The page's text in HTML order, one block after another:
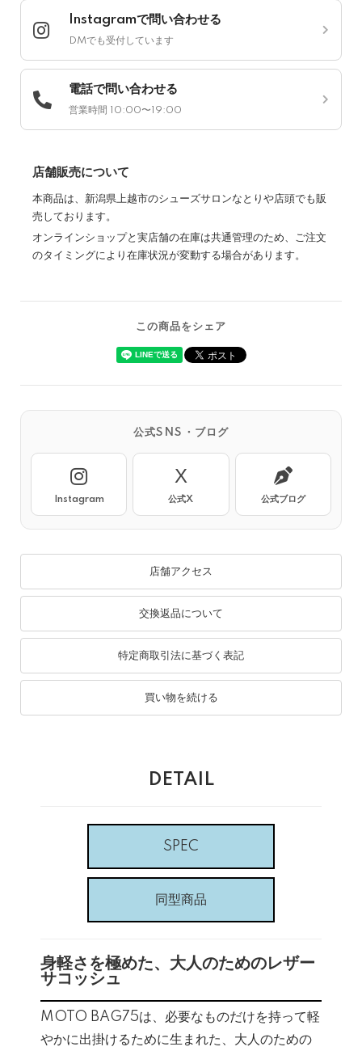
Instagramで問い合わせる
DMでも受付しています
電話で問い合わせる
営業時間 10:00〜19:00
店舗販売について
本商品は、新潟県上越市のシューズサロンなとりや店頭でも販
売しております。
オンラインショップと実店舗の在庫は共通管理のため、ご注文
のタイミングにより在庫状況が変動する場合があります。
この商品をシェア
公式SNS・ブログ
Instagram
X
公式X 公式ブログ
店舗アクセス
交換返品について
特定商取引法に基づく表記
買い物を続ける
DETAIL
SPEC
同型商品
身軽さを極めた、大人のためのレザー
サコッシュ
MOTO BAG75は、必要なものだけを持って軽
やかに出掛けるために生まれた、大人のための